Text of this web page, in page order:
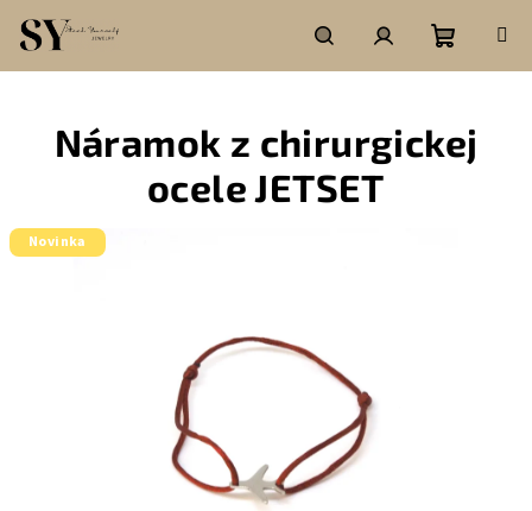
obsah
HľadaťPrihlásenie
košík
Náramok z chirurgickej
ocele JETSET
Novinka